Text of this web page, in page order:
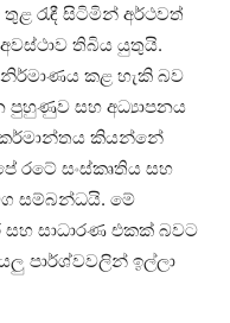
තුළ රැඳී සිටිමින් අර්ථවත්
තිබිය යුතුයි.
නිර්මාණය කළ හැකි බව
පුහුණුව සහ අධ්‍යාපනය
කර්මාන්තය කියන්නේ
රටේ සංස්කෘතිය සහ
සම්බන්ධයි. මේ
සහ සාධාරණ එකක් බවට
පාර්ශ්වවලින් ඉල්ලා